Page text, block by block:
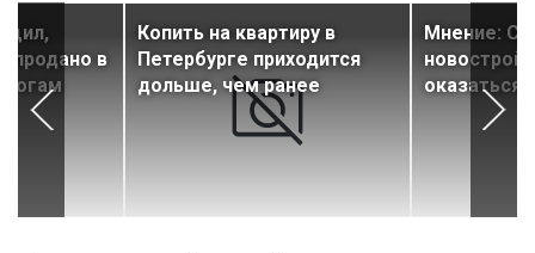
продано в
Копить на квартиру в
Петербурге приходится
дольше, чем ранее
Мнение:
оказаться